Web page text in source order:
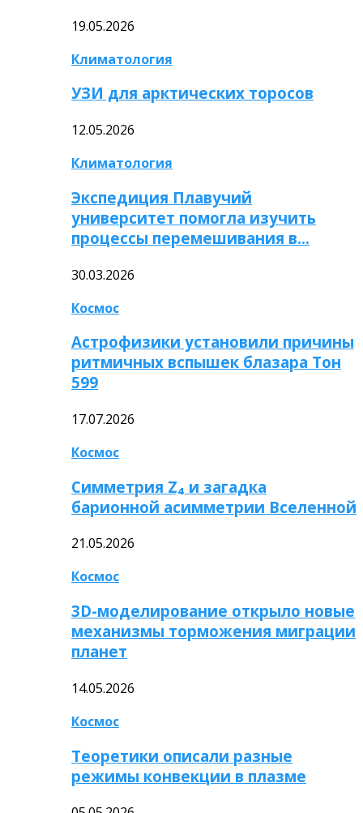
19.05.2026
Климатология
УЗИ для арктических торосов
12.05.2026
Климатология
Экспедиция Плавучий
университет помогла изучить
процессы перемешивания в…
30.03.2026
Космос
Астрофизики установили причины
ритмичных вспышек блазара Тон
599
17.07.2026
Космос
Симметрия Z₄ и загадка
барионной асимметрии Вселенной
21.05.2026
Космос
3D-моделирование открыло новые
механизмы торможения миграции
планет
14.05.2026
Космос
Теоретики описали разные
режимы конвекции в плазме